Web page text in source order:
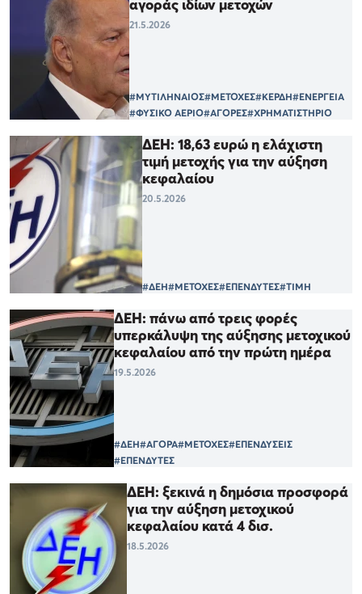
αγοράς ιδίων μετοχών
21.5.2026
#ΜΥΤΙΛΗΝΑΙΟΣ#ΜΕΤΟΧΕΣ#ΚΕΡΔΗ#ΕΝΕΡΓΕΙΑ
#ΦΥΣΙΚΟ ΑΕΡΙΟ#ΑΓΟΡΕΣ#ΧΡΗΜΑΤΙΣΤΗΡΙΟ
ΔΕΗ: 18,63 ευρώ η ελάχιστη
τιμή μετοχής για την αύξηση
κεφαλαίου
20.5.2026
#ΔΕΗ#ΜΕΤΟΧΕΣ#ΕΠΕΝΔΥΤΕΣ#ΤΙΜΗ
ΔΕΗ: πάνω από τρεις φορές
υπερκάλυψη της αύξησης μετοχικού
κεφαλαίου από την πρώτη ημέρα
19.5.2026
#ΔΕΗ#ΑΓΟΡΑ#ΜΕΤΟΧΕΣ#ΕΠΕΝΔΥΣΕΙΣ
#ΕΠΕΝΔΥΤΕΣ
ΔΕΗ: ξεκινά η δημόσια προσφορά
για την αύξηση μετοχικού
κεφαλαίου κατά 4 δισ.
18.5.2026